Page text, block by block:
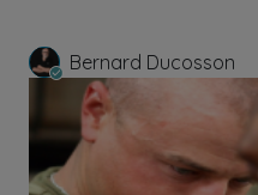
Bernard Ducosson